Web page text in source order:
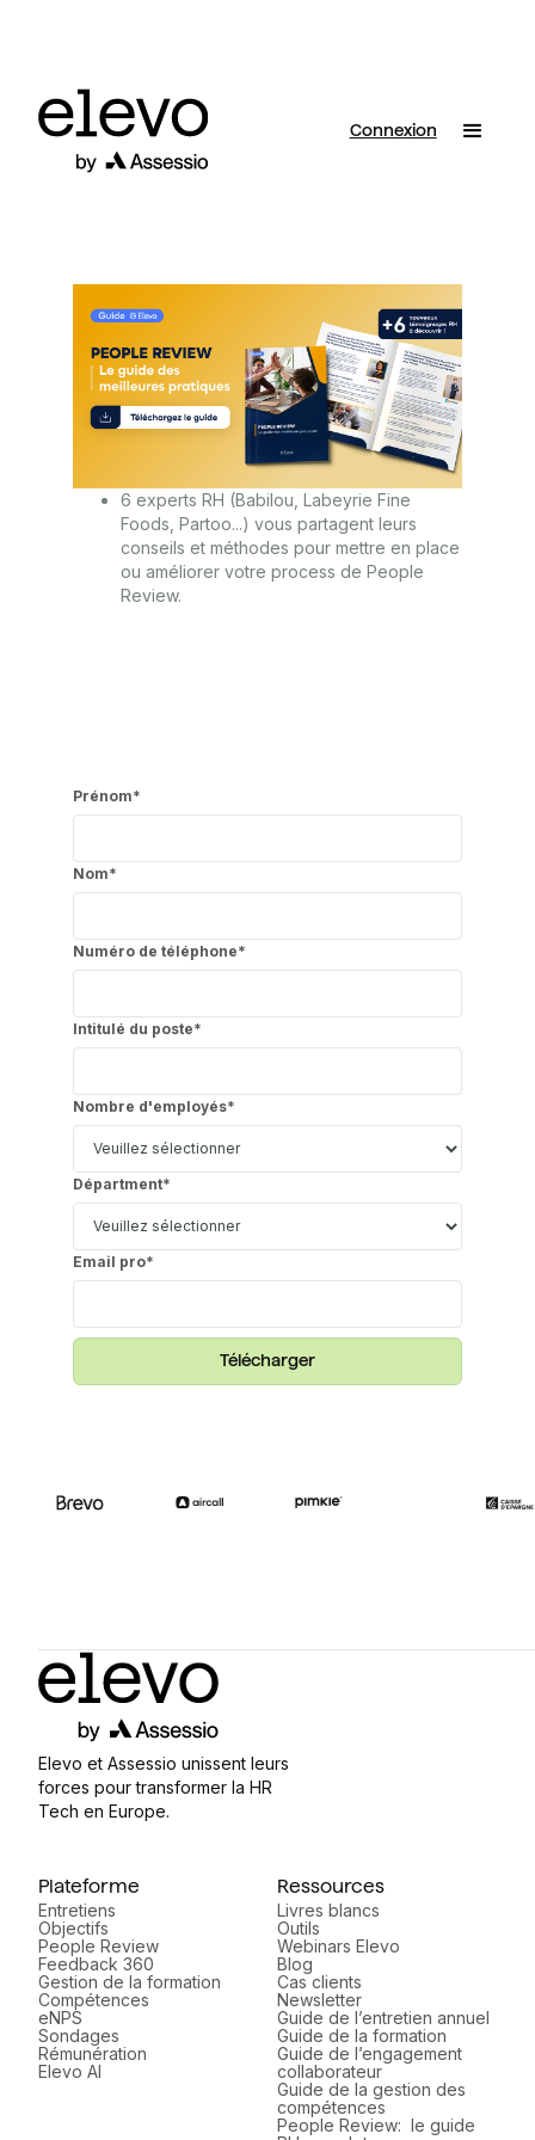
Connexion
6 experts RH (Babilou, Labeyrie Fine
Foods, Partoo...) vous partagent leurs
conseils et méthodes pour mettre en place
ou améliorer votre process de People
Review.
Prénom*
Nom*
Numéro de téléphone*
Intitulé du poste*
Nombre d'employés*
Départment*
Email pro*
Elevo et Assessio unissent leurs
forces pour transformer la HR
Tech en Europe.
Plateforme
Entretiens
Objectifs
People Review
Feedback 360
Gestion de la formation
Compétences
eNPS
Sondages
Rémunération
Elevo AI
Ressources
Livres blancs
Outils
Webinars Elevo
Blog
Cas clients
Newsletter
Guide de l’entretien annuel
Guide de la formation
Guide de l’engagement
collaborateur
Guide de la gestion des
compétences
People Review: le guide